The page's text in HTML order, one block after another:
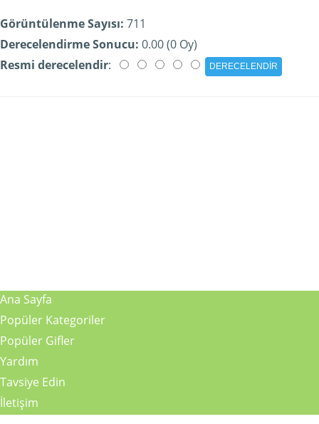
Görüntülenme Sayısı: 711
Derecelendirme Sonucu: 0.00 (0 Oy)
Resmi derecelendir:
Ana Sayfa
Popüler Kategoriler
Popüler Gifler
Yardım
Tavsiye Edin
İletişim